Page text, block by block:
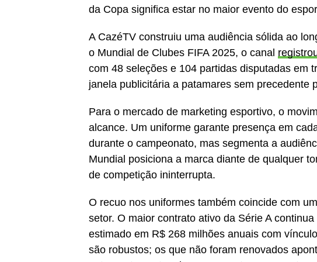
da Copa significa estar no maior evento do
A CazéTV construiu uma audiência sólida ao
o Mundial de Clubes FIFA 2025, o canal
com 48 seleções e 104 partidas disputadas em
janela publicitária a patamares sem precedente
Para o mercado de marketing esportivo, o
alcance. Um uniforme garante presença em
durante o campeonato, mas segmenta a
Mundial posiciona a marca diante de qualquer
de competição ininterrupta.
O recuo nos uniformes também coincide com
setor. O maior contrato ativo da Série A
estimado em R$ 268 milhões anuais com
são robustos; os que não foram renovados